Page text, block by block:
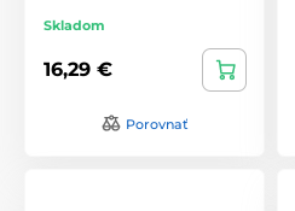
Skladom
16,29 €
Porovnať